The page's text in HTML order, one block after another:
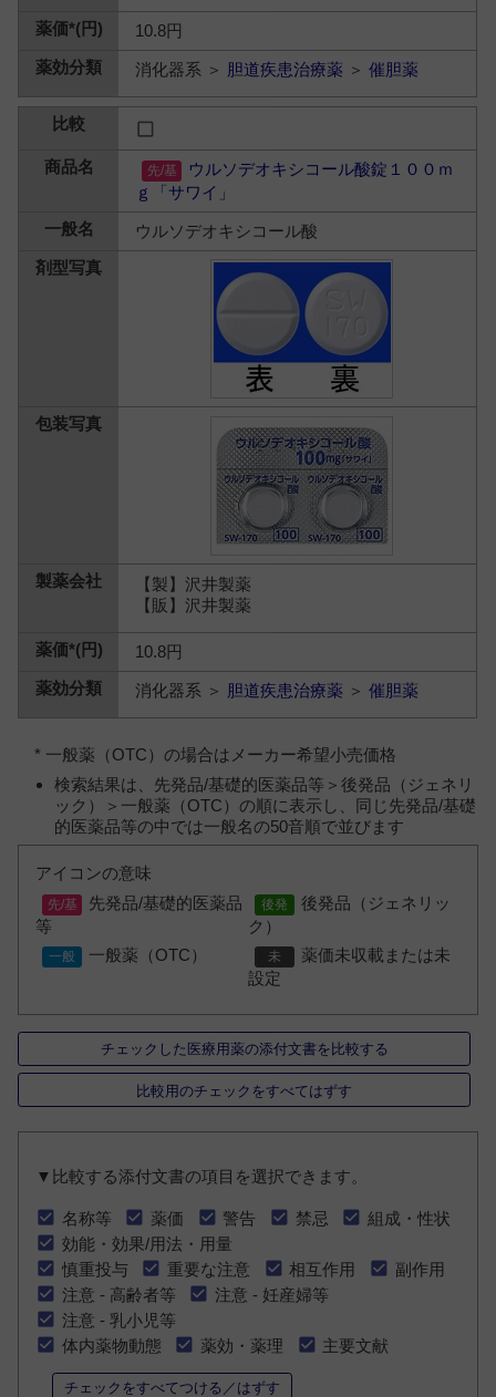
10.8円
消化器系 ＞ 胆道疾患治療薬 ＞催胆薬
ウルソデオキシコール酸錠１００ｍ
ｇ「サワイ」
ウルソデオキシコール酸
【製】沢井製薬
【販】沢井製薬
10.8円
消化器系 ＞ 胆道疾患治療薬 ＞催胆薬
* 一般薬（OTC）の場合はメーカー希望小売価格
検索結果は、先発品/基礎的医薬品等＞後発品（ジェネリ
ック）＞一般薬（OTC）の順に表示し、同じ先発品/基礎
的医薬品等の中では一般名の50音順で並びます
アイコンの意味
先発品/基礎的医薬品
等
後発品（ジェネリッ
ク）
一般薬（OTC）
薬価未収載または未
設定
チェックした医療用薬の添付文書を比較する
比較用のチェックをすべてはずす
▼比較する添付文書の項目を選択できます。
名称等 薬価 警告 禁忌
組成・性状
効能・効果/用法・用量
慎重投与
重要な注意 相互作用
副作用
注意 - 高齢者等
注意 - 妊産婦等
注意 - 乳小児等
体内薬物動態
薬効・薬理 主要文献
チェックをすべてつける／はずす